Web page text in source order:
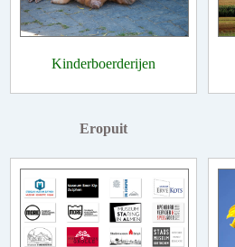
Kinderboerderijen
Eropuit